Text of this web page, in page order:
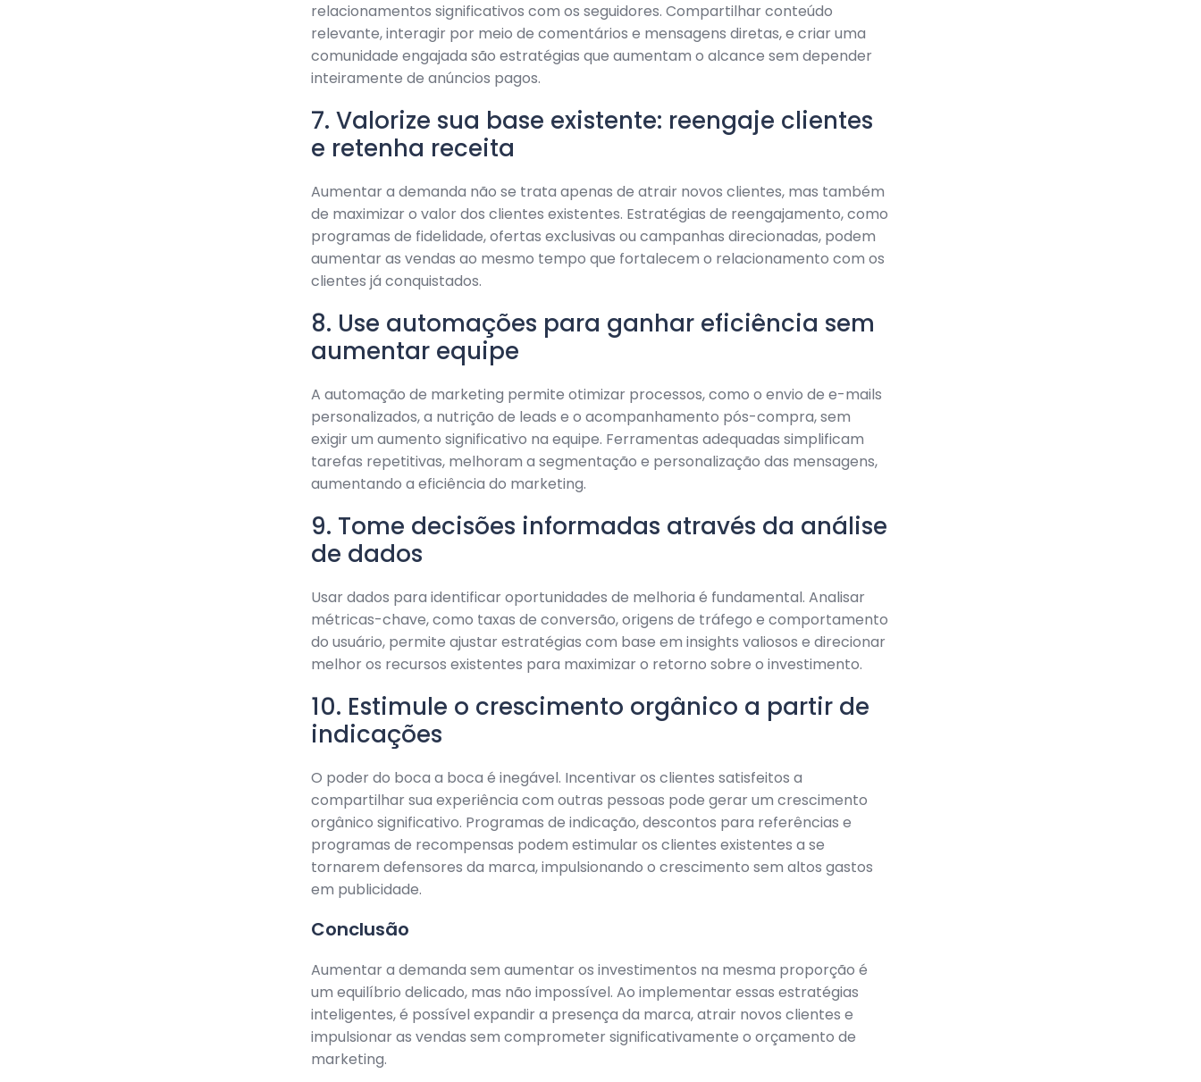
relacionamentos significativos com os seguidores. Compartilhar conteúdo
relevante, interagir por meio de comentários e mensagens diretas, e criar uma
comunidade engajada são estratégias que aumentam o alcance sem depender
inteiramente de anúncios pagos.
7. Valorize sua base existente: reengaje clientes
e retenha receita
Aumentar a demanda não se trata apenas de atrair novos clientes, mas também
de maximizar o valor dos clientes existentes. Estratégias de reengajamento, como
programas de fidelidade, ofertas exclusivas ou campanhas direcionadas, podem
aumentar as vendas ao mesmo tempo que fortalecem o relacionamento com os
clientes já conquistados.
8. Use automações para ganhar eficiência sem
aumentar equipe
A automação de marketing permite otimizar processos, como o envio de e-mails
personalizados, a nutrição de leads e o acompanhamento pós-compra, sem
exigir um aumento significativo na equipe. Ferramentas adequadas simplificam
tarefas repetitivas, melhoram a segmentação e personalização das mensagens,
aumentando a eficiência do marketing.
9. Tome decisões informadas através da análise
de dados
Usar dados para identificar oportunidades de melhoria é fundamental. Analisar
métricas-chave, como taxas de conversão, origens de tráfego e comportamento
do usuário, permite ajustar estratégias com base em insights valiosos e direcionar
melhor os recursos existentes para maximizar o retorno sobre o investimento.
10. Estimule o crescimento orgânico a partir de
indicações
O poder do boca a boca é inegável. Incentivar os clientes satisfeitos a
compartilhar sua experiência com outras pessoas pode gerar um crescimento
orgânico significativo. Programas de indicação, descontos para referências e
programas de recompensas podem estimular os clientes existentes a se
tornarem defensores da marca, impulsionando o crescimento sem altos gastos
em publicidade.
Conclusão
Aumentar a demanda sem aumentar os investimentos na mesma proporção é
um equilíbrio delicado, mas não impossível. Ao implementar essas estratégias
inteligentes, é possível expandir a presença da marca, atrair novos clientes e
impulsionar as vendas sem comprometer significativamente o orçamento de
marketing.